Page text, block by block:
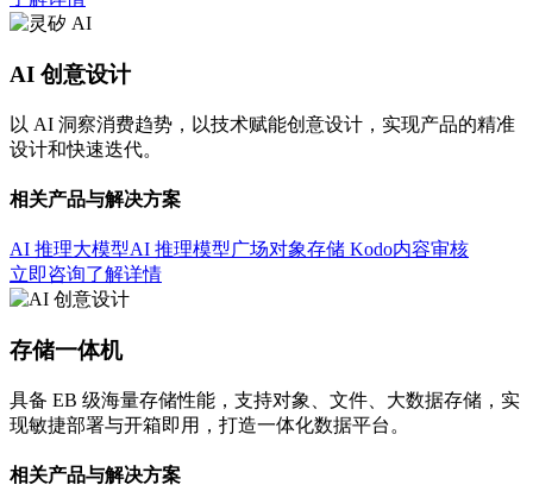
AI 创意设计
以 AI 洞察消费趋势，以技术赋能创意设计，实现产品的精准
设计和快速迭代。
相关产品与解决方案
AI 推理大模型AI 推理模型广场对象存储 Kodo内容审核
立即咨询了解详情
存储一体机
具备 EB 级海量存储性能，支持对象、文件、大数据存储，实
现敏捷部署与开箱即用，打造一体化数据平台。
相关产品与解决方案